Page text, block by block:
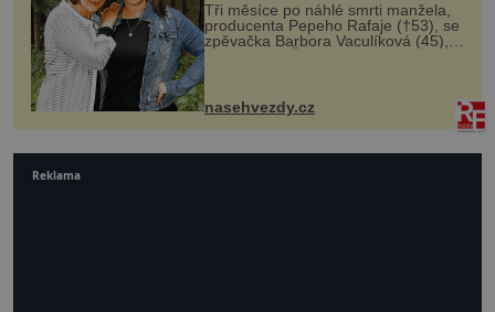
Tři měsíce po náhlé smrti manžela,
producenta Pepeho Rafaje (†53), se
zpěvačka Barbora Vaculíková (45),
dcera Petry Černocké (75), poprvé
ozvala veřejnosti. Na sociální síti
sdílela, že se snaží fung...
nasehvezdy.cz
Reklama